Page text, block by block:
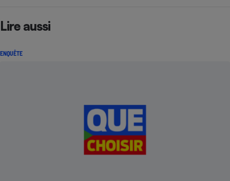
Lire aussi
ENQUÊTE